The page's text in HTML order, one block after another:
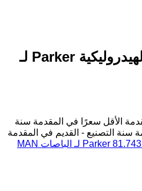
الوحدات الهيدروليكية Parker لـ
الأقل سعرًا في المقدمة سنة
سنة التصنيع - القديم في المقدمة